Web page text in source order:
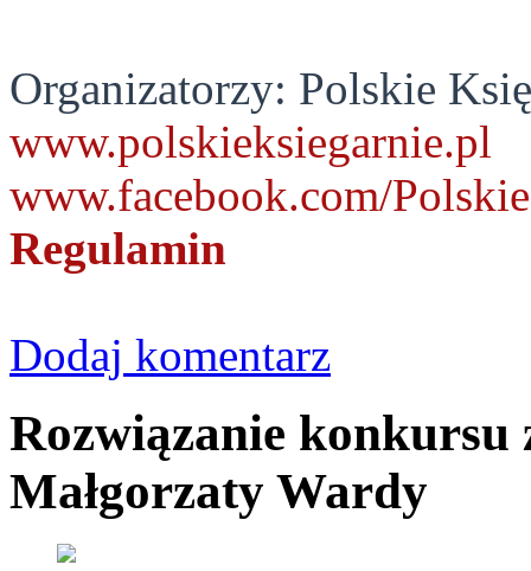
Organizatorzy: Polskie
www.polskieksiegarnie.pl
www.facebook.com/
Regulamin
Dodaj komentarz
Rozwiązanie
Małgorzaty Wardy